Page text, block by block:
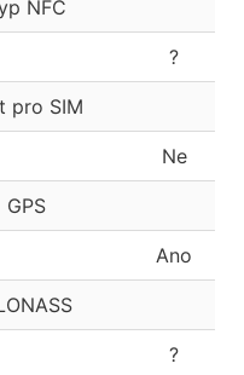
NFC
?
pro SIM
Ne
GPS
Ano
?